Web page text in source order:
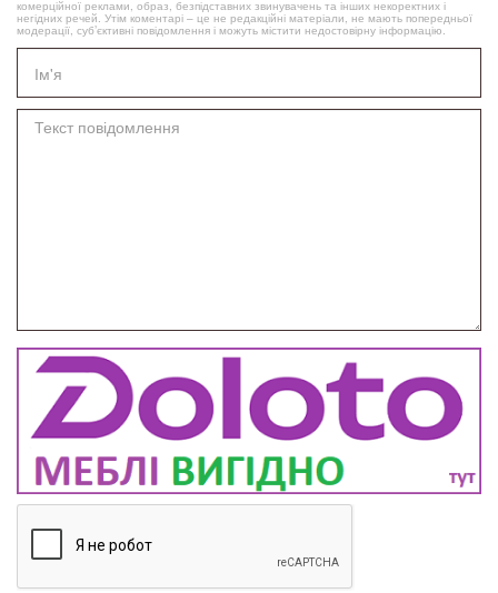
комерційної реклами, образ, безпідставних звинувачень та інших некоректних і
негідних речей. Утім коментарі – це не редакційні матеріали, не мають попередньої
модерації, суб’єктивні повідомлення і можуть містити недостовірну інформацію.